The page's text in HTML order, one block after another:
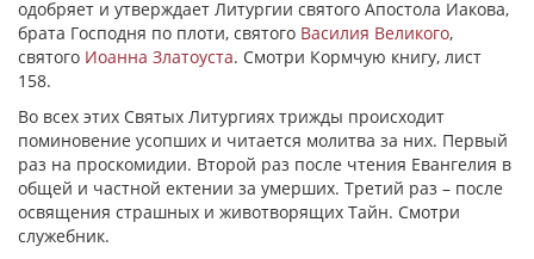
одобряет и утверждает Литургии святого Апостола Иакова,
брата Господня по плоти, святого Василия Великого,
святого Иоанна Златоуста. Смотри Кормчую книгу, лист
158.
Во всех этих Святых Литургиях трижды происходит
поминовение усопших и читается молитва за них. Первый
раз на проскомидии. Второй раз после чтения Евангелия в
общей и частной ектении за умерших. Третий раз – после
освящения страшных и животворящих Тайн. Смотри
служебник.